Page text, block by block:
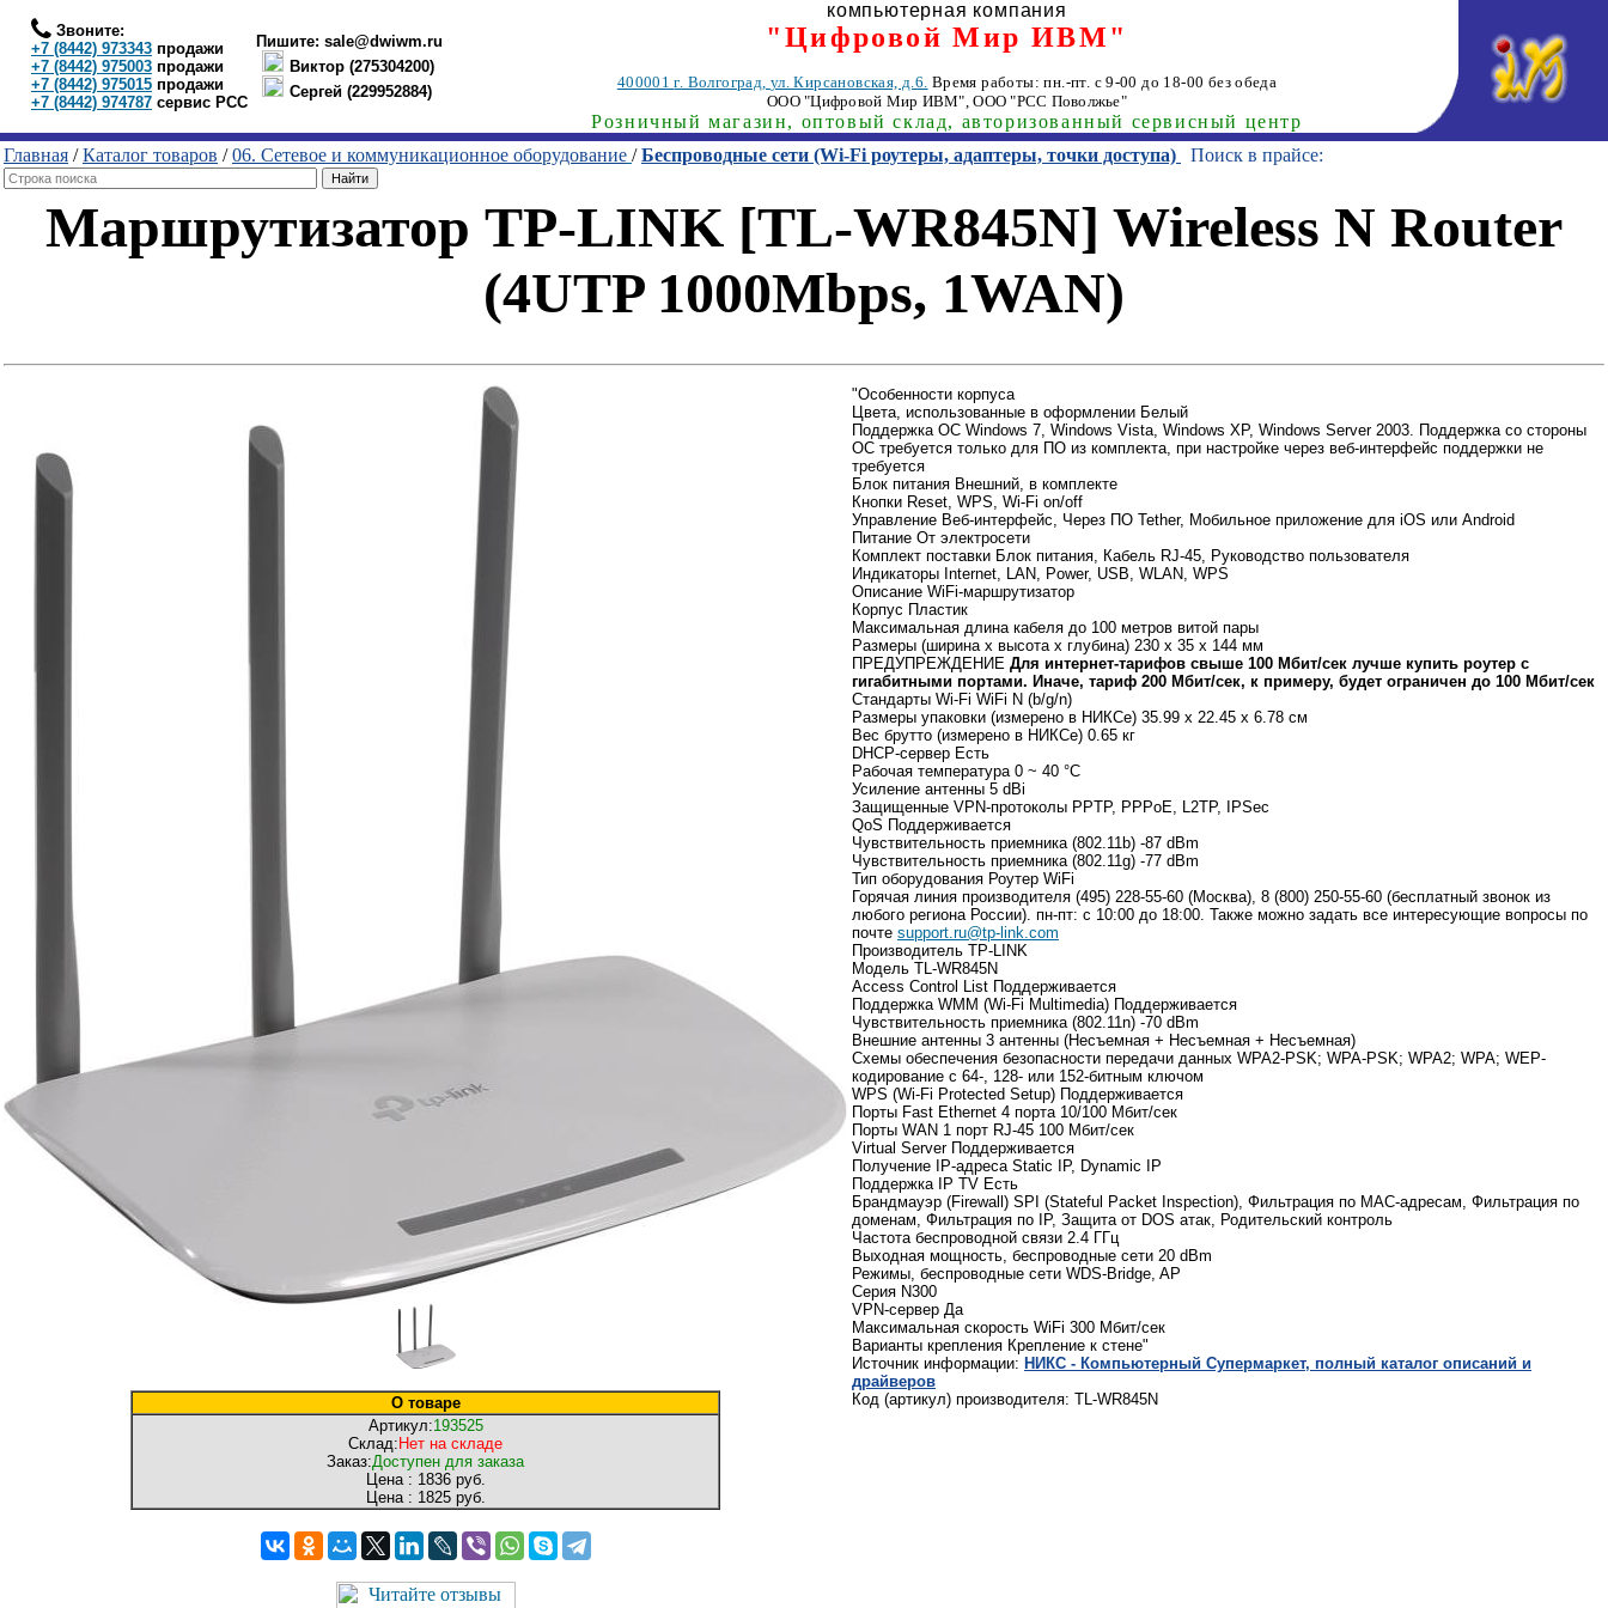
Звоните:
+7 (8442) 973343 продажи
+7 (8442) 975003 продажи
+7 (8442) 975015 продажи
+7 (8442) 974787 сервис РСС
Пишите: sale@dwiwm.ru
Виктор (275304200)
Сергей (229952884)
компьютерная компания
"Цифровой Мир ИВМ"
400001г. Волгоград, ул. Кирсановская, д.6. Время работы: пн.-пт. с 9-00 до 18-00 без обеда
ООО "Цифровой Мир ИВМ", ООО "РСС Поволжье"
Розничный магазин, оптовый склад, авторизованный сервисный центр
Главная /Каталог товаров /06. Сетевое и коммуникационное оборудование /Беспроводные сети (Wi-Fi роутеры, адаптеры, точки доступа) Поиск в прайсе:
Маршрутизатор TP-LINK [TL-WR845N] Wireless N Router
(4UTP 1000Mbps, 1WAN)
О товаре
Артикул:193525
Склад: Нет на складе
Заказ:Доступен для заказа
Цена : 1836 руб.
Цена : 1825 руб.
"Особенности корпуса
Цвета, использованные в оформлении Белый
Поддержка ОС Windows 7, Windows Vista, Windows XP, Windows Server 2003. Поддержка со стороны
ОС требуется только для ПО из комплекта, при настройке через веб-интерфейс поддержки не
требуется
Блок питания Внешний, в комплекте
Кнопки Reset, WPS, Wi-Fi on/off
Управление Веб-интерфейс, Через ПО Tether, Мобильное приложение для iOS или Android
Питание От электросети
Комплект поставки Блок питания, Кабель RJ-45, Руководство пользователя
Индикаторы Internet, LAN, Power, USB, WLAN, WPS
Описание WiFi-маршрутизатор
Корпус Пластик
Максимальная длина кабеля до 100 метров витой пары
Размеры (ширина x высота x глубина) 230 x 35 x 144 мм
ПРЕДУПРЕЖДЕНИЕ Для интернет-тарифов свыше 100 Мбит/сек лучше купить роутер с
гигабитными портами. Иначе, тариф 200 Мбит/сек, к примеру, будет ограничен до 100 Мбит/сек
Стандарты Wi-Fi WiFi N (b/g/n)
Размеры упаковки (измерено в НИКСе) 35.99 x 22.45 x 6.78 см
Вес брутто (измерено в НИКСе) 0.65 кг
DHCP-сервер Есть
Рабочая температура 0 ~ 40 °C
Усиление антенны 5 dBi
Защищенные VPN-протоколы PPTP, PPPoE, L2TP, IPSec
QoS Поддерживается
Чувствительность приемника (802.11b) -87 dBm
Чувствительность приемника (802.11g) -77 dBm
Тип оборудования Роутер WiFi
Горячая линия производителя (495) 228-55-60 (Москва), 8 (800) 250-55-60 (бесплатный звонок из
любого региона России). пн-пт: с 10:00 до 18:00. Также можно задать все интересующие вопросы по
почте support.ru@tp-link.com
Производитель TP-LINK
Модель TL-WR845N
Access Control List Поддерживается
Поддержка WMM (Wi-Fi Multimedia) Поддерживается
Чувствительность приемника (802.11n) -70 dBm
Внешние антенны 3 антенны (Несъемная + Несъемная + Несъемная)
Схемы обеспечения безопасности передачи данных WPA2-PSK; WPA-PSK; WPA2; WPA; WEP-
кодирование с 64-, 128- или 152-битным ключом
WPS (Wi-Fi Protected Setup) Поддерживается
Порты Fast Ethernet 4 порта 10/100 Мбит/сек
Порты WAN 1 порт RJ-45 100 Мбит/сек
Virtual Server Поддерживается
Получение IP-адреса Static IP, Dynamic IP
Поддержка IP TV Есть
Брандмауэр (Firewall) SPI (Stateful Packet Inspection), Фильтрация по MAC-адресам, Фильтрация по
доменам, Фильтрация по IP, Защита от DOS атак, Родительский контроль
Частота беспроводной связи 2.4 ГГц
Выходная мощность, беспроводные сети 20 dBm
Режимы, беспроводные сети WDS-Bridge, AP
Серия N300
VPN-сервер Да
Максимальная скорость WiFi 300 Мбит/сек
Варианты крепления Крепление к стене"
Источник информации: НИКС - Компьютерный Cупермаркет, полный каталог описаний и
драйверов
Код (артикул) производителя: TL-WR845N